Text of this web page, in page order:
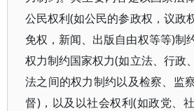
公民权利(如公民的参政权，议政
免权，新闻、出版自由权等等)制
权力制约国家权力(如立法、行政
法之间的权力制约以及检察、监
督)，以及以社会权利(如政党、